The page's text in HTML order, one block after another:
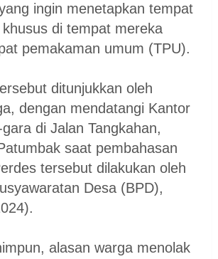
ingin menetapkan tempat
di tempat mereka
pemakaman umum (TPU).
ditunjukkan oleh
dengan mendatangi Kantor
di Jalan Tangkahan,
saat pembahasan
tersebut dilakukan oleh
Desa (BPD),
alasan warga menolak